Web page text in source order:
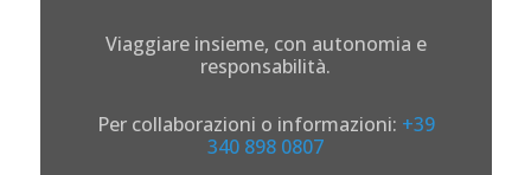
Viaggiare insieme, con autonomia e
responsabilità.
Per collaborazioni o informazioni: +39
340 898 0807